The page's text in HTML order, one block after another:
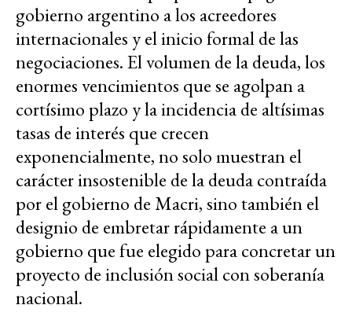
gobierno argentino a los acreedores
internacionales y el inicio formal de las
negociaciones. El volumen de la deuda, los
enormes vencimientos que se agolpan a
cortísimo plazo y la incidencia de altísimas
tasas de interés que crecen
exponencialmente, no solo muestran el
carácter insostenible de la deuda contraída
por el gobierno de Macri, sino también el
designio de embretar rápidamente a un
gobierno que fue elegido para concretar un
proyecto de inclusión social con soberanía
nacional.